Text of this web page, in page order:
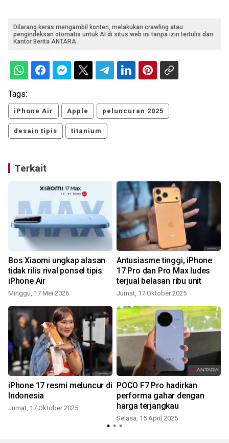
Dilarang keras mengambil konten, melakukan crawling atau
pengindeksan otomatis untuk AI di situs web ini tanpa izin tertulis dari
Kantor Berita ANTARA.
Tags:
iPhone Air Apple peluncuran 2025
desain tipis titanium
Terkait
Bos Xiaomi ungkap alasan
tidak rilis rival ponsel tipis
iPhone Air
Minggu, 17 Mei 2026
Antusiasme tinggi, iPhone
17 Pro dan Pro Max ludes
terjual belasan ribu unit
Jumat, 17 Oktober 2025
iPhone 17 resmi meluncur di
Indonesia
Jumat, 17 Oktober 2025
POCO F7 Pro hadirkan
performa gahar dengan
harga terjangkau
Selasa, 15 April 2025